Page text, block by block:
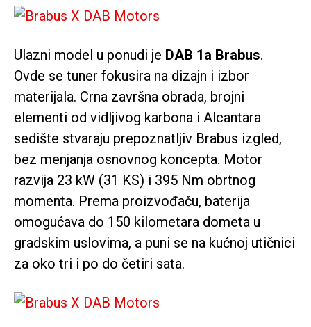
Ulazni model u ponudi je DAB 1a Brabus.
Ovde se tuner fokusira na dizajn i izbor
materijala. Crna završna obrada, brojni
elementi od vidljivog karbona i Alcantara
sedište stvaraju prepoznatljiv Brabus izgled,
bez menjanja osnovnog koncepta. Motor
razvija 23 kW (31 KS) i 395 Nm obrtnog
momenta. Prema proizvođaču, baterija
omogućava do 150 kilometara dometa u
gradskim uslovima, a puni se na kućnoj utičnici
za oko tri i po do četiri sata.